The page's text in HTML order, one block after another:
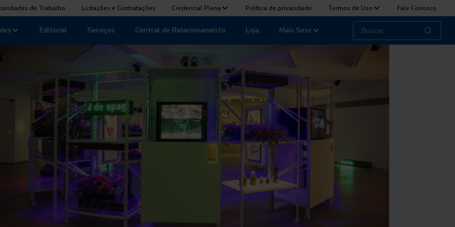
de Trabalho Licitações e Contratações Credencial Plena Política de privacidade Termos de Uso Fale Conosco
Editorial Serviços Central de Relacionamento Loja Mais Sesc